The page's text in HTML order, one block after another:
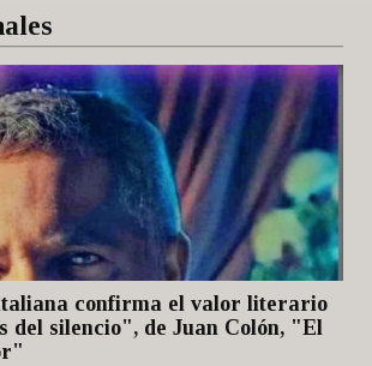
confirma el valor literario
del silencio", de Juan Colón, "El